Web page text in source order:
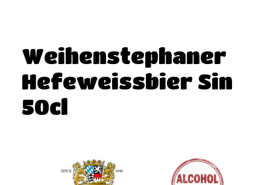
Weihenstephaner
Hefeweissbier Sin
50cl